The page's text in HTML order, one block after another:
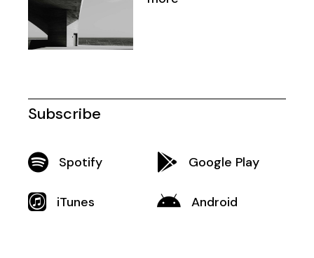
Subscribe
Spotify Google Play
iTunes Android